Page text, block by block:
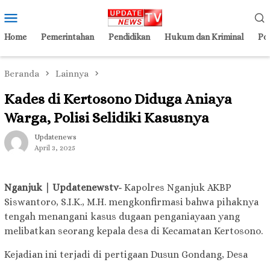
ke
kontenMobile
Home Pemerintahan Pendidikan Hukum dan Kriminal
Beranda Lainnya
Kades di Kertosono Diduga Aniaya
Warga, Polisi Selidiki Kasusnya
Updatenews
April 3, 2025
Nganjuk | Updatenewstv- Kapolres Nganjuk AKBP
Siswantoro, S.I.K., M.H. mengkonfirmasi bahwa pihaknya
tengah menangani kasus dugaan penganiayaan yang
melibatkan seorang kepala desa di Kecamatan Kertosono.
Kejadian ini terjadi di pertigaan Dusun Gondang, Desa